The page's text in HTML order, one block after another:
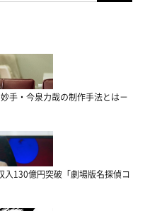
手・今泉力哉の制作手法とは－
入130億円突破「劇場版名探偵コ